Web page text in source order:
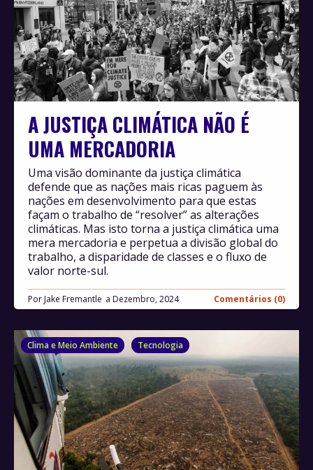
A JUSTIÇA CLIMÁTICA NÃO É
UMA MERCADORIA
Por Jake Fremantle Dezembro, 2024 Comentários (0)
Uma visão dominante da justiça climática
defende que as nações mais ricas paguem às
nações em desenvolvimento para que estas
façam o trabalho de “resolver” as alterações
climáticas. Mas isto torna a justiça climática uma
mera mercadoria e perpetua a divisão global do
trabalho, a disparidade de classes e o fluxo de
valor norte-sul.
Clima e Meio Ambiente Tecnologia